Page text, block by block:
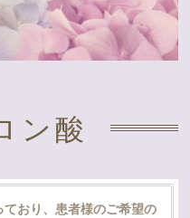
ン酸
おり、患者様のご希望の